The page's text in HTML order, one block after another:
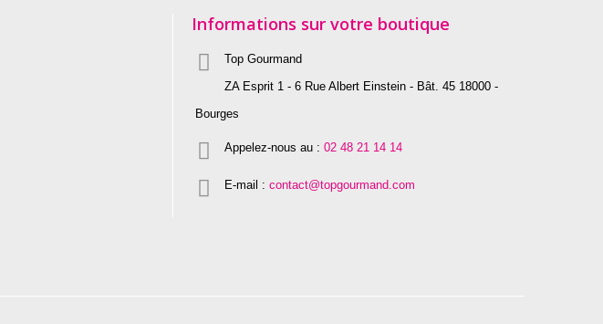
Informations sur votre boutique
Top Gourmand
ZA Esprit 1 - 6 Rue Albert Einstein - Bât. 45 18000 -
Bourges
Appelez-nous au : 02 48 21 14 14
E-mail : contact@topgourmand.com